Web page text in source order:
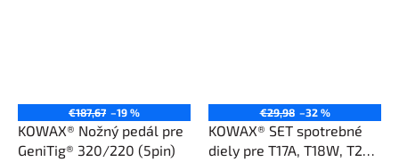
€187,67 –19 %
KOWAX® Nožný pedál pre
GeniTig® 320/220 (5pin)
€29,98 –32 %
KOWAX® SET spotrebné
diely pre T17A, T18W, T26A